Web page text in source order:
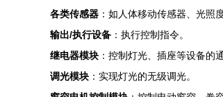
各类传感器 ：如人体移动传感器、光照
输出/执行设备 ：执行控制指令。
继电器模块 ：控制灯光、插座等设备的通
调光模块 ：实现灯光的无级调光。